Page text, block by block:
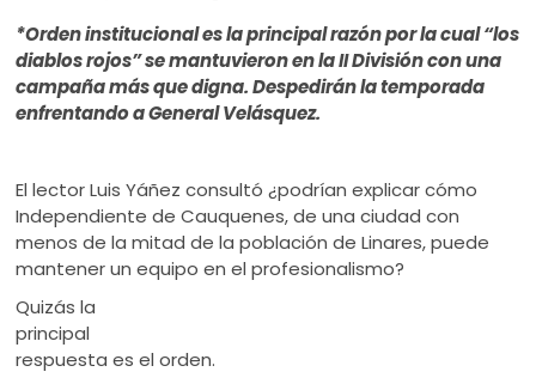
ú
*Orden institucional es la principal razón por la cual “los
diablos rojos” se mantuvieron en la II División con una
campaña más que digna. Despedirán la temporada
enfrentando a General Velásquez.
El lector Luis Yáñez consultó ¿podrían explicar cómo
Independiente de Cauquenes, de una ciudad con
menos de la mitad de la población de Linares, puede
mantener un equipo en el profesionalismo?
Quizás la
principal
respuesta es el orden.